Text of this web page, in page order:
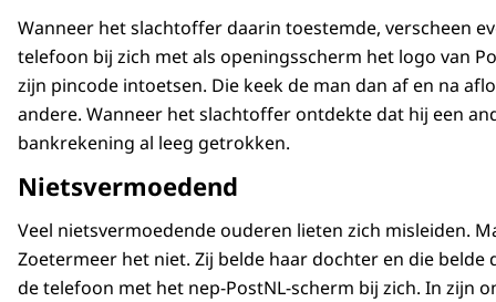
Wanneer het slachtoffer daarin toestemde, verscheen
telefoon bij zich met als openingsscherm het logo van
zijn pincode intoetsen. Die keek de man dan af en na
andere. Wanneer het slachtoffer ontdekte dat hij een
bankrekening al leeg getrokken.
Nietsvermoedend
Veel nietsvermoedende ouderen lieten zich misleiden.
Zoetermeer het niet. Zij belde haar dochter en die
de telefoon met het nep-PostNL-scherm bij zich. In zijn